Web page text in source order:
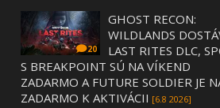
20
GHOST RECON:
WILDLANDS
LAST RITES DLC,
S BREAKPOINT SÚ NA VÍKEND
ZADARMO A FUTURE SOLDIER JE
ZADARMO K AKTIVÁCII [6.8 2026]